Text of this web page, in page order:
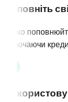
Поповніть
Легко
включаючи